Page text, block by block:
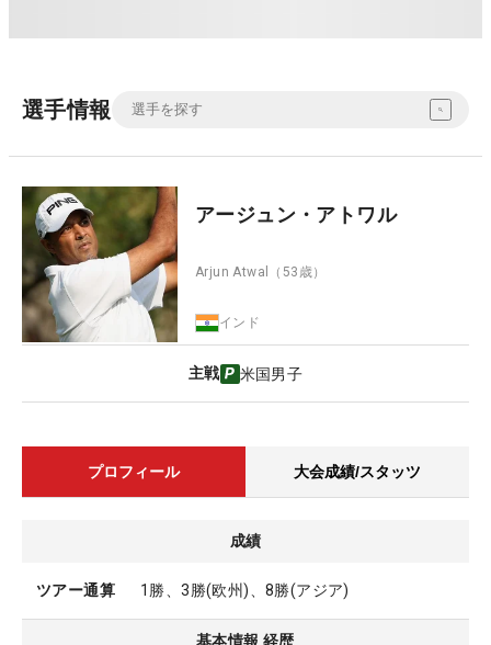
選手情報
アージュン・アトワル
Arjun Atwal （53歳）
インド
主戦 米国男子
プロフィール 大会成績/スタッツ
成績
ツアー通算 1勝、3勝(欧州)、8勝(アジア)
基本情報 経歴